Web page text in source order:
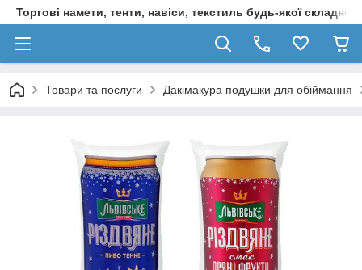
Торгові намети, тенти, навіси, текстиль будь-якої
Товари та послуги Дакімакура подушки для обіймання